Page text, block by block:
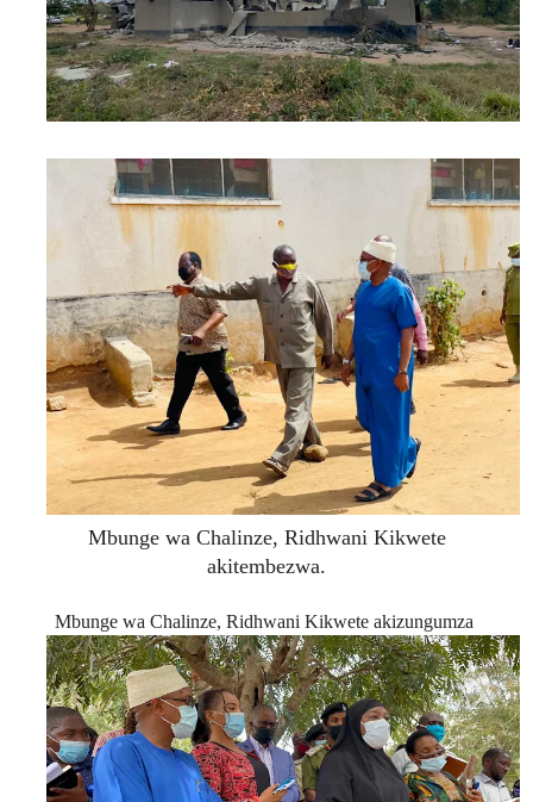
Mbunge wa Chalinze, Ridhwani Kikwete
akitembezwa.
Mbunge wa Chalinze, Ridhwani Kikwete akizungumza